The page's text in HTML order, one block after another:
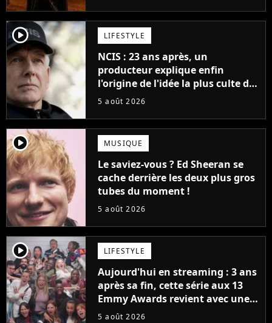
player2 LIFESTYLE
NCIS : 23 ans après, un
producteur explique enfin
l'origine de l'idée la plus culte de
la série (et on ne parle pas du
5 août 2026
player2 MUSIQUE
Le saviez-vous ? Ed Sheeran se
cache derrière les deux plus gros
tubes du moment !
5 août 2026
player2 LIFESTYLE
Aujourd'hui en streaming : 3 ans
après sa fin, cette série aux 13
Emmy Awards revient avec une
suite... totalement différente
5 août 2026